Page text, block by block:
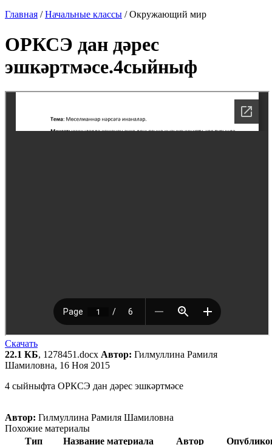
Главная /Начальные классы /Окружающий мир
ОРКСЭ дан дәрес
эшкәртмәсе.4сыйныф
Скачать
22.1 КБ, 1278451.docx Автор: Гилмуллина Рамиля
Шамиловна, 16 Ноя 2015
4 сыйныфта ОРКСЭ дан дәрес эшкәртмәсе
Автор: Гилмуллина Рамиля Шамиловна
Похожие материалы
Тип
Название материала Автор